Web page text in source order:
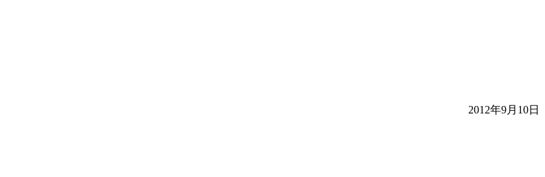
2012年9月10日